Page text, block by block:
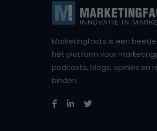
Marketingfacts is een beetje
hét platform voor
podcasts, blogs, opinies en
binden.